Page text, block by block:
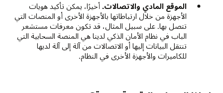
الموقع المادي والاتصالات. أخيرًا، يمكن تأكيد هويات
الأجهزة من خلال ارتباطاتها بالأجهزة الأخرى أو المنصات التي
تتصل بها. على سبيل المثال، قد تكون معرفات مستشعر
الباب في نظام الأمان الذكي لدينا هي المنصة السحابية التي
تنتقل البيانات إليها أو الاتصالات من آلة إلى آلة لديها
للكاميرات والأجهزة الأخرى في النظام.